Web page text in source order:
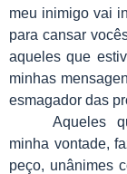
meu inimigo vai
para cansar
aqueles que
minhas
esmagador das
Aqueles
minha vontade,
peço, unânimes